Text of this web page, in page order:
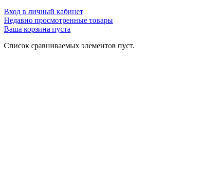
Вход в личный кабинет
Недавно просмотренные товары
Ваша корзина пуста
Список сравниваемых элементов пуст.